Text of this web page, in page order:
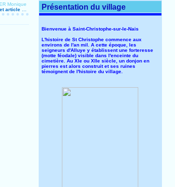
Monique
article
Présentation du village
Bienvenue à Saint-Christophe-sur-le-Nais
L'histoire de St Christophe commence aux
environs de l'an mil. A cette époque, les
seigneurs d'Alluye y établissent une forteresse
(motte féodale) visible dans l'enceinte du
cimetière. Au XIe ou XIIe siècle, un donjon en
pierres est alors construit et ses ruines
témoignent de l'histoire du village.